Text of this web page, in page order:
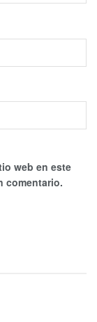
web en este
comentario.